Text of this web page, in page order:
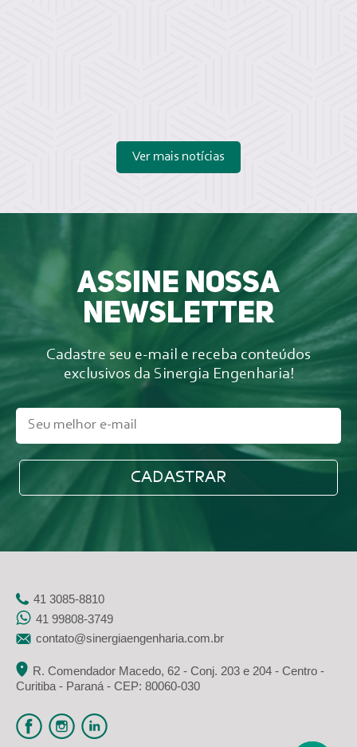
Ver mais notícias
Assine nossa
newsletter
Cadastre seu e-mail e receba conteúdos
exclusivos da Sinergia Engenharia!
41 3085-8810
41 99808-3749
contato@sinergiaengenharia.com.br
R. Comendador Macedo, 62 - Conj. 203 e 204 - Centro -
Curitiba - Paraná - CEP: 80060-030